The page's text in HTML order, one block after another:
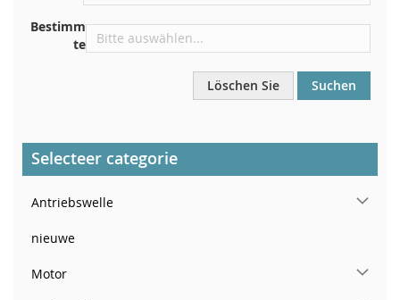
Bestimm
te
Löschen Sie Suchen
Selecteer categorie
Antriebswelle
nieuwe
Motor